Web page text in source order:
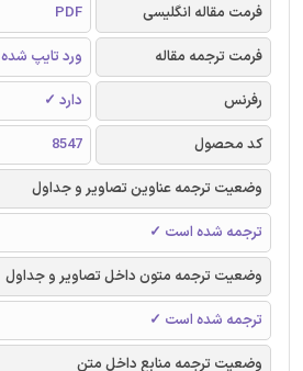
فرمت مقاله انگلیسی
PDF
فرمت ترجمه مقاله
ورد تایپ شده
رفرنس
دارد ✓
کد محصول
8547
وضعیت ترجمه عناوین تصاویر و جداول
ترجمه شده است ✓
وضعیت ترجمه متون داخل تصاویر و جداول
ترجمه شده است ✓
وضعیت ترجمه منابع داخل متن